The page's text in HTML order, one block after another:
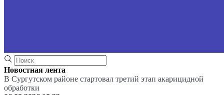
Новостная лента
В Сургутском районе стартовал третий этап акарицидной
обработки